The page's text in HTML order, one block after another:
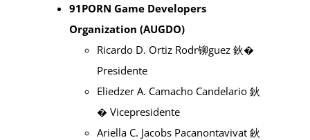
91PORN Game Developers
Organization (AUGDO)
Ricardo D. Ortiz Rodr铆guez 鈥�
Presidente
Eliedzer A. Camacho Candelario 鈥
� Vicepresidente
Ariella C. Jacobs Pacanontavivat 鈥